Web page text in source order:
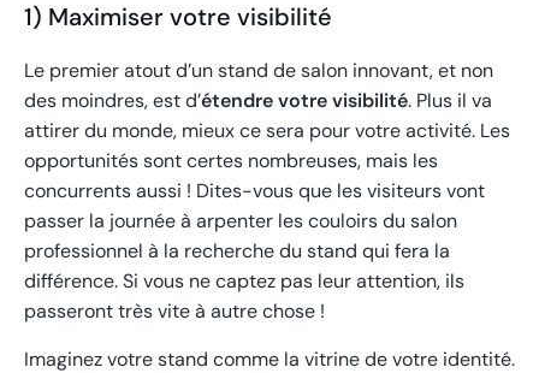
1) Maximiser votre visibilité
Le premier atout d’un stand de salon innovant, et non
des moindres, est d’étendre votre visibilité. Plus il va
attirer du monde, mieux ce sera pour votre activité. Les
opportunités sont certes nombreuses, mais les
concurrents aussi ! Dites-vous que les visiteurs vont
passer la journée à arpenter les couloirs du salon
professionnel à la recherche du stand qui fera la
différence. Si vous ne captez pas leur attention, ils
passeront très vite à autre chose !
Imaginez votre stand comme la vitrine de votre identité.